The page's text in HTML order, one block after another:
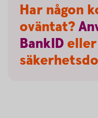
Har någon
oväntat?
BankID eller